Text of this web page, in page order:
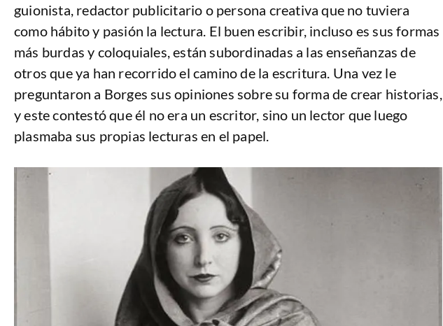
guionista, redactor publicitario o persona creativa que no tuviera
como hábito y pasión la lectura. El buen escribir, incluso es sus formas
más burdas y coloquiales, están subordinadas a las enseñanzas de
otros que ya han recorrido el camino de la escritura. Una vez le
preguntaron a Borges sus opiniones sobre su forma de crear historias,
y este contestó que él no era un escritor, sino un lector que luego
plasmaba sus propias lecturas en el papel.